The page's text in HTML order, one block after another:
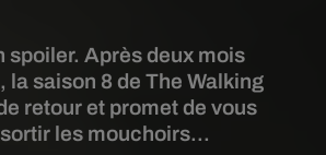
spoiler. Après deux mois
la saison 8 de The Walking
retour et promet de vous
les mouchoirs...